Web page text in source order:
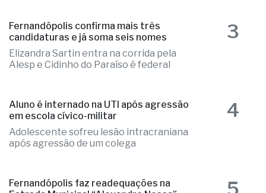
Fernandópolis confirma mais três
candidaturas e já soma seis nomes
Elizandra Sartin entra na corrida pela
Alesp e Cidinho do Paraíso é federal
3
Aluno é internado na UTI após agressão
em escola cívico-militar
Adolescente sofreu lesão intracraniana
após agressão de um colega
4
Fernandópolis faz readequações na